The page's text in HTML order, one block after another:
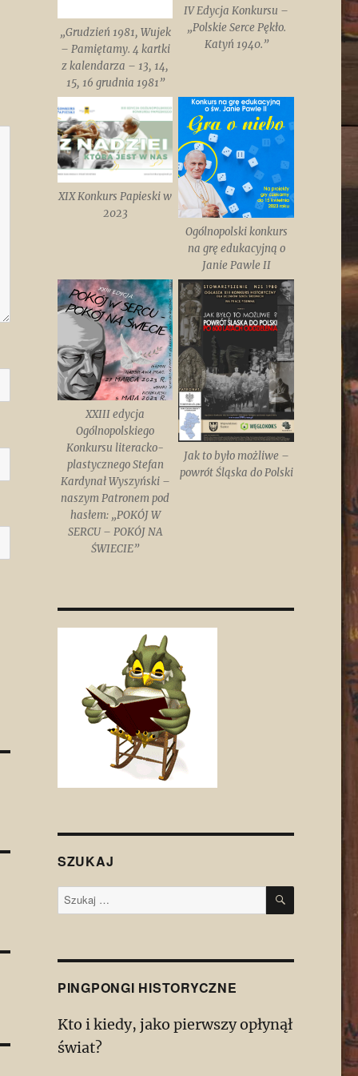
„Grudzień 1981, Wujek
– Pamiętamy. 4 kartki
z kalendarza – 13, 14,
15, 16 grudnia 1981”
IV Edycja Konkursu –
„Polskie Serce Pękło.
Katyń 1940.”
XIX Konkurs Papieski w
2023
Ogólnopolski konkurs
na grę edukacyjną o
Janie Pawle II
XXIII edycja
Ogólnopolskiego
Konkursu literacko-
plastycznego Stefan
Kardynał Wyszyński –
naszym Patronem pod
hasłem: „POKÓJ W
SERCU – POKÓJ NA
ŚWIECIE”
Jak to było możliwe –
powrót Śląska do Polski
SZUKAJ
Szukaj: SZUKAJ
PINGPONGI HISTORYCZNE
Kto i kiedy, jako pierwszy opłynął
świat?